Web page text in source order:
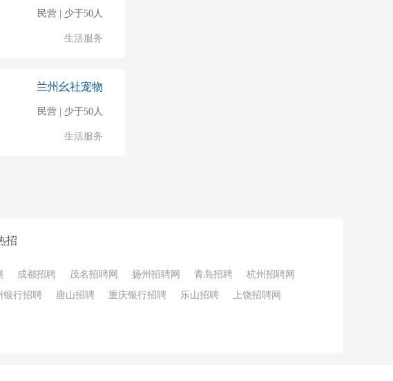
民营 | 少于50人
生活服务
兰州幺社宠物
民营 | 少于50人
生活服务
招
成都招聘 茂名招聘网 扬州招聘网 青岛招聘
杭州招聘网
银行招聘 唐山招聘 重庆银行招聘 乐山招聘 上饶招聘网